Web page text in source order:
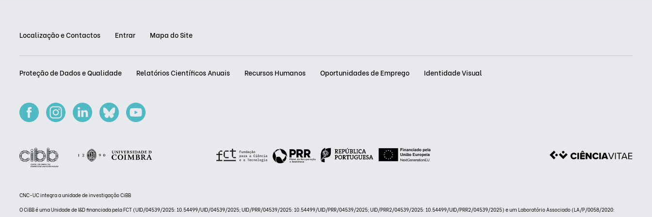
Localização e Contactos Entrar Mapa do Site
Proteção de Dados e Qualidade Relatórios Científicos Anuais Recursos Humanos Oportunidades de Emprego Identidade Visual
CNC-UC integra a unidade de investigação CiBB
O CiBB é uma Unidade de I&D financiada pela FCT (UID/04539/2025: 10.54499/UID/04539/2025; UID/PRR/04539/2025: 10.54499/UID/PRR/04539/2025; UID/PRR2/04539/2025: 10.54499/UID/PRR2/04539/2025) e um Laboratório Associado (LA/P/0058/2020: